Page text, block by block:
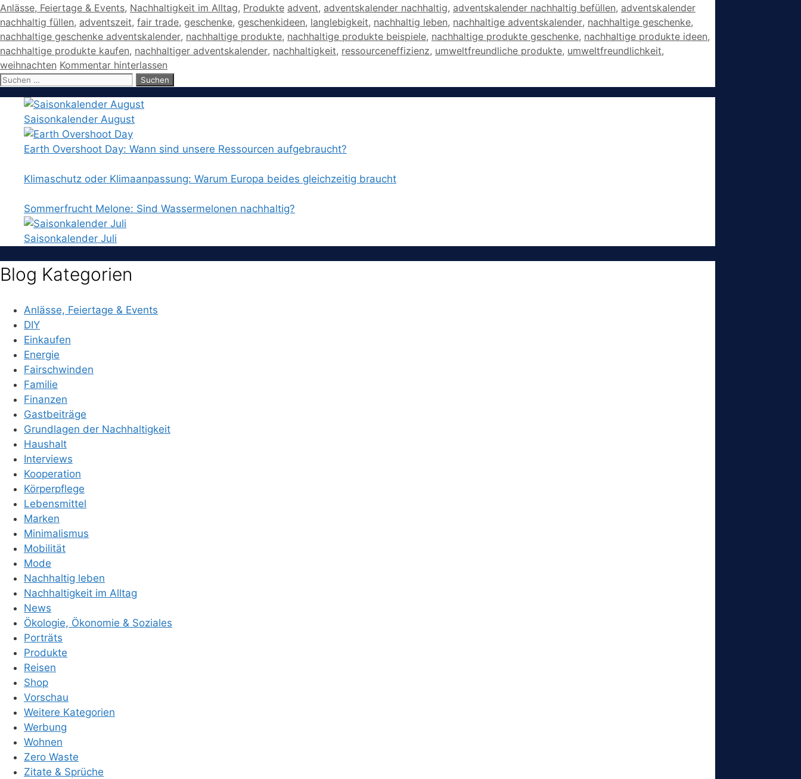
Kategorien
Anlässe, Feiertage & Events, Nachhaltigkeit im Alltag, Produkte Schlagwörter
advent, adventskalender nachhaltig, adventskalender nachhaltig befüllen, adventskalender
nachhaltig füllen, adventszeit, fair trade, geschenke, geschenkideen, langlebigkeit, nachhaltig leben, nachhaltige adventskalender, nachhaltige geschenke,
nachhaltige geschenke adventskalender, nachhaltige produkte, nachhaltige produkte beispiele, nachhaltige produkte geschenke, nachhaltige produkte ideen,
nachhaltige produkte kaufen, nachhaltiger adventskalender, nachhaltigkeit, ressourceneffizienz, umweltfreundliche produkte, umweltfreundlichkeit,
weihnachten Kommentar hinterlassen
Suchen
Saisonkalender August
Earth Overshoot Day: Wann sind unsere Ressourcen aufgebraucht?
Klimaschutz oder Klimaanpassung: Warum Europa beides gleichzeitig braucht
Sommerfrucht Melone: Sind Wassermelonen nachhaltig?
Saisonkalender Juli
Blog Kategorien
Anlässe, Feiertage & Events
DIY
Einkaufen
Energie
Fairschwinden
Familie
Finanzen
Gastbeiträge
Grundlagen der Nachhaltigkeit
Haushalt
Interviews
Kooperation
Körperpflege
Lebensmittel
Marken
Minimalismus
Mobilität
Mode
Nachhaltig leben
Nachhaltigkeit im Alltag
News
Ökologie, Ökonomie & Soziales
Porträts
Produkte
Reisen
Shop
Vorschau
Weitere Kategorien
Werbung
Wohnen
Zero Waste
Zitate & Sprüche